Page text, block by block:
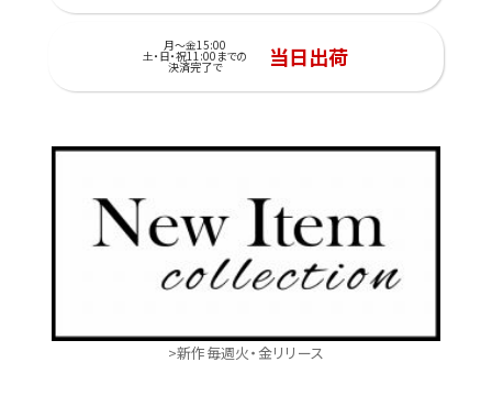
月～金15:00
土・日・祝11:00までの
決済完了で 当日出荷
>新作毎週火・金リリース